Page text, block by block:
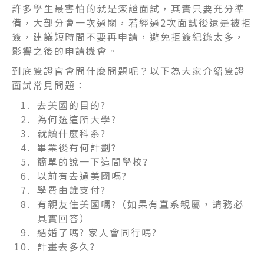
許多學生最害怕的就是簽證面試，其實只要充分準
備，大部分會一次過關，若經過2次面試後還是被拒
簽，建議短時間不要再申請，避免拒簽紀錄太多，
影響之後的申請機會。
到底簽證官會問什麼問題呢？以下為大家介紹簽證
面試常見問題：
去美國的目的?
為何選這所大學?
就讀什麼科系?
畢業後有何計劃?
簡單的說一下這間學校?
以前有去過美國嗎?
學費由誰支付?
有親友住美國嗎?（如果有直系親屬，請務必
具實回答）
結婚了嗎? 家人會同行嗎?
計畫去多久?